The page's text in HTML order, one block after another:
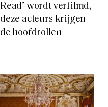
Read’ wordt verfilmd,
deze acteurs krijgen
de hoofdrollen